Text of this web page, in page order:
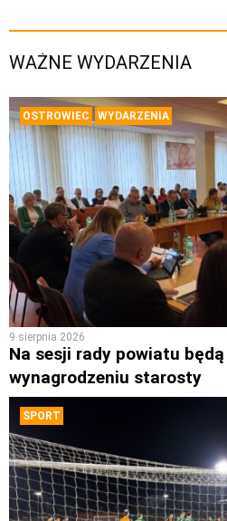
WAŻNE WYDARZENIA
OSTROWIEC WYDARZENIA
9 sierpnia 2026
Na sesji rady powiatu
wynagrodzeniu starosty
SPORT